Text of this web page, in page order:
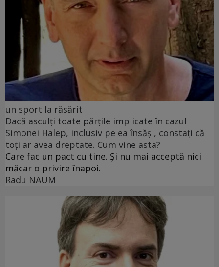
un sport la răsărit
Dacă asculți toate părțile implicate în cazul
Simonei Halep, inclusiv pe ea însăși, constați că
toți ar avea dreptate. Cum vine asta?
Care fac un pact cu tine. Și nu mai acceptă nici
măcar o privire înapoi.
Radu NAUM